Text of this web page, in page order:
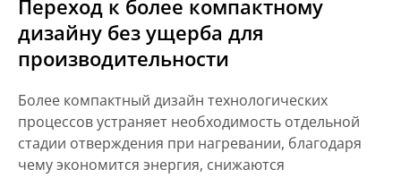
Переход к более компактному
дизайну без ущерба для
производительности
Более компактный дизайн технологических
процессов устраняет необходимость отдельной
стадии отверждения при нагревании, благодаря
чему экономится энергия, снижаются